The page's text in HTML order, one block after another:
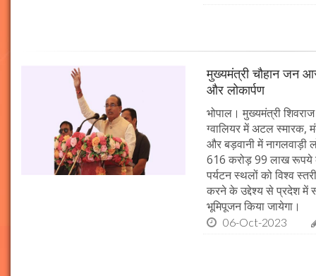
मुख्यमंत्री चौहान जन
और लोकार्पण
भोपाल। मुख्यमंत्री
ग्वालियर में अटल स्मारक,
और बड़वानी में
616 करोड़ 99 लाख रूपये
पर्यटन स्थलों को विश्व
करने के उद्देश्य से प्रदेश में
भूमिपूजन किया जायेगा।
06-Oct-2023